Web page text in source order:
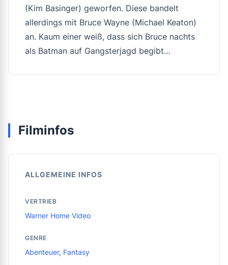
(Kim Basinger) geworfen. Diese bandelt
allerdings mit Bruce Wayne (Michael Keaton)
an. Kaum einer weiß, dass sich Bruce nachts
als Batman auf Gangsterjagd begibt…
Filminfos
ALLGEMEINE INFOS
VERTRIEB
Warner Home Video
GENRE
Abenteuer, Fantasy